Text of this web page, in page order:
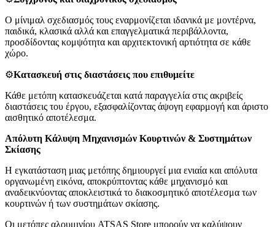
Ο μίνιμαλ σχεδιασμός τους εναρμονίζεται ιδανικά με μοντέρνα,
παιδικά, κλασικά αλλά και επαγγελματικά περιβάλλοντα,
προσδίδοντας κομψότητα και αρχιτεκτονική αρτιότητα σε κάθε
χώρο.
⚙️Κατασκευή στις διαστάσεις που επιθυμείτε
Κάθε μετόπη κατασκευάζεται κατά παραγγελία στις ακριβείς
διαστάσεις του έργου, εξασφαλίζοντας άψογη εφαρμογή και άριστο
αισθητικό αποτέλεσμα.
Απόλυτη Κάλυψη Μηχανισμών Κουρτινών & Συστημάτων
Σκίασης
Η εγκατάσταση μιας μετόπης δημιουργεί μια ενιαία και απόλυτα
οργανωμένη εικόνα, αποκρύπτοντας κάθε μηχανισμό και
αναδεικνύοντας αποκλειστικά το διακοσμητικό αποτέλεσμα των
κουρτινών ή των συστημάτων σκίασης.
Οι μετόπες αλουμινίου ATSAS Store μπορούν να καλύψουν